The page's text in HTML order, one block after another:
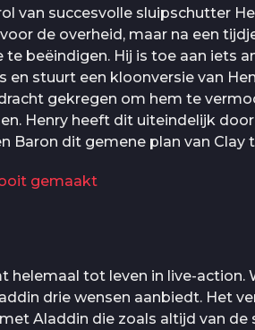
van succesvolle sluipschutter
de overheid, maar na een
beëindigen. Hij is toe aan iets
en stuurt een kloonversie van
gekregen om hem te
Henry heeft dit uiteindelijk
Baron dit gemene plan van Clay
gemaakt
helemaal tot leven in live-action.
drie wensen aanbiedt. Het
Aladdin die zoals altijd van de